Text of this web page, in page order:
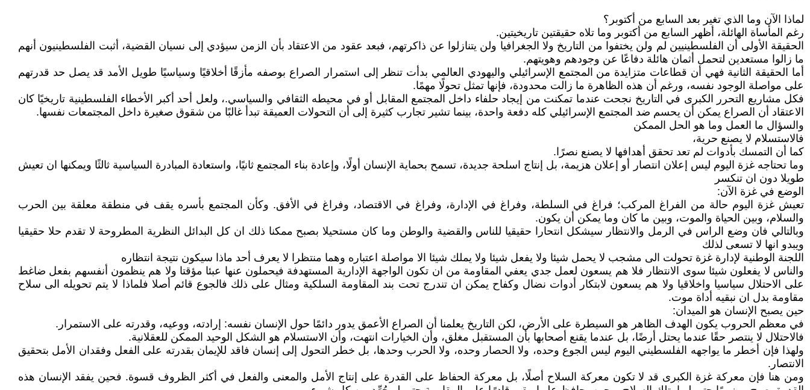
لماذا الآن وما الذي تغير بعد السابع من أكتوبر؟
رغم المأساة الهائلة، أظهر السابع من أكتوبر وما تلاه حقيقتين تاريخيتين.
الحقيقة الأولى أن الفلسطينيين لم ولن يختفوا من التاريخ ولا الجغرافيا ولن يتنازلوا عن ذاكرتهم، فبعد عقود من الاعتقاد بأن الزمن سيؤدي إلى نسيان القضية، أثبت الفلسطينيون أنهم
ما زالوا مستعدين لتحمل أثمان هائلة دفاعًا عن وجودهم وهويتهم.
أما الحقيقة الثانية فهي أن قطاعات متزايدة من المجتمع الإسرائيلي واليهودي العالمي بدأت تنظر إلى استمرار الصراع بوصفه مأزقًا أخلاقيًا وسياسيًا طويل الأمد قد يصل حد قدرتهم
على مواصلة الوجود نفسه، ورغم أن هذه الظاهرة ما زالت محدودة، فإنها تمثل تحولًا مهمًا.
فكل مشاريع التحرر الكبرى في التاريخ نجحت عندما تمكنت من إيجاد حلفاء داخل المجتمع المقابل أو في محيطه الثقافي والسياسي.، ولعل أحد أكبر الأخطاء الفلسطينية تاريخيًا كان
الاعتقاد أن الصراع يمكن أن يحسم ضد المجتمع الإسرائيلي كله دفعة واحدة، بينما تشير تجارب كثيرة إلى أن التحولات العميقة تبدأ غالبًا من شقوق صغيرة داخل المجتمعات نفسها.
والسؤال ما العمل وما هو الحل الممكن
فالاستسلام لا يصنع حرية،
كما أن التمسك بأدوات لم تعد تحقق أهدافها لا يصنع نصرًا.
وما تحتاجه غزة اليوم ليس إعلان انتصار أو إعلان هزيمة، بل إنتاج اسلحة جديدة، تسمح بحماية الإنسان أولًا، وإعادة بناء المجتمع ثانيًا، واستعادة المبادرة السياسية ثالثًا ويمكنها ان تعيش
طويلا دون ان تنكسر
الوضع في غزة الآن:
تعيش غزة اليوم حالة من الفراغ المركب؛ فراغ في السلطة، وفراغ في الإدارة، وفراغ في الاقتصاد، وفراغ في الأفق. وكأن المجتمع بأسره يقف في منطقة معلقة بين الحرب
والسلام، وبين الحياة والموت، وبين ما كان وما يمكن أن يكون.
وبالتالي فان وضع الراس في الرمل والانتظار سيشكل انتحارا حقيقيا للناس والقضية والوطن وما كان مستحيلا بصبح ممكنا ذلك ان كل البدائل النظرية المطروحة لا تقدم حلا حقيقيا
ويبدو انها لا تسعى لذلك
اللجنة الوطنية لإدارة غزة تحولت الى مشجب لا يحمل شيئا ولا يفعل شيئا ولا يملك شيئا الا مواصلة اعتباره وهما منتظرا لا يعرف أحد ماذا سيكون نتيجة انتظاره
والناس لا يفعلون شيئا سوى الانتظار فلا هم يسعون لعمل جدي يعفي المقاومة من ان تكون الواجهة الإدارية المستهدفة فيحملون عنها عبئا مؤقتا ولا هم ينظمون أنفسهم بفعل ضاغط
على الاحتلال سياسيا واخلاقيا ولا هم يسعون لابتكار أدوات نضال وكفاح يمكن ان تندرج تحت بند المقاومة السلكية ومثال على ذلك فالجوع قائم أصلا فلماذا لا يتم تحويله الى سلاح
مقاومة بدل ان نبقيه أداة موت.
حين يصبح الإنسان هو الميدان:
في معظم الحروب يكون الهدف الظاهر هو السيطرة على الأرض، لكن التاريخ يعلمنا أن الصراع الأعمق يدور دائمًا حول الإنسان نفسه: إرادته، ووعيه، وقدرته على الاستمرار.
فالاحتلال لا ينتصر حقًا عندما يحتل أرضًا، بل عندما يقنع أصحابها بأن المستقبل مغلق، وأن الخيارات انتهت، وأن الاستسلام هو الشكل الوحيد الممكن للعقلانية.
ولهذا فإن أخطر ما يواجهه الفلسطيني اليوم ليس الجوع وحده، ولا الحصار وحده، ولا الحرب وحدها، بل خطر التحول إلى إنسان فاقد للإيمان بقدرته على الفعل وفقدان الأمل بتحقيق
الانتصار.
ومن هنا فإن معركة غزة الكبرى قد لا تكون معركة السلاح أصلًا، بل معركة الحفاظ على القدرة على إنتاج الأمل والمعنى والفعل في أكثر الظروف قسوة. فحين يفقد الإنسان هذه